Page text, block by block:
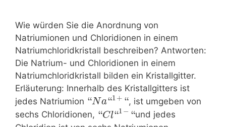
Wie würden Sie die Anordnung von
Natriumionen und Chloridionen in einem
Natriumchloridkristall beschreiben? Antworten:
Die Natrium- und Chloridionen in einem
Natriumchloridkristall bilden ein Kristallgitter.
Erläuterung: Innerhalb des Kristallgitters ist
jedes Natriumion “Na“1+ “, ist umgeben von
sechs Chloridionen, “Cl“1− “und jedes